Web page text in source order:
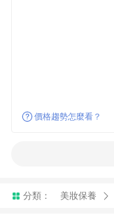
價格趨勢怎麼看？
分類： 美妝保養